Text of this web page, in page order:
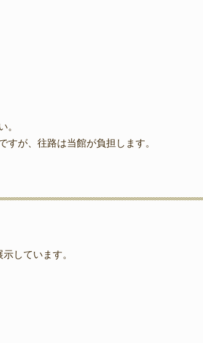
。
が、往路は当館が負担します。
しています。